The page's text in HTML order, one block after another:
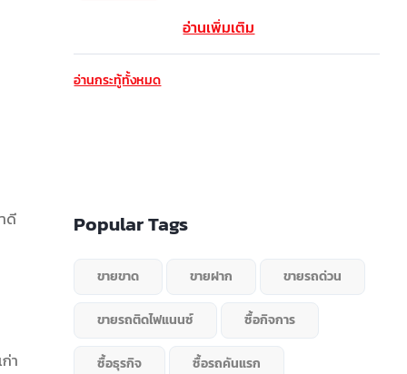
ดี
า
อ่านเพิ่มเติม
อ่านกระทู้ทั้งหมด
Popular Tags
ขายขาด ขายฝาก ขายรถด่วน
ขายรถติดไฟแนนซ์ ซื้อกิจการ
ซื้อธุรกิจ ซื้อรถคันแรก